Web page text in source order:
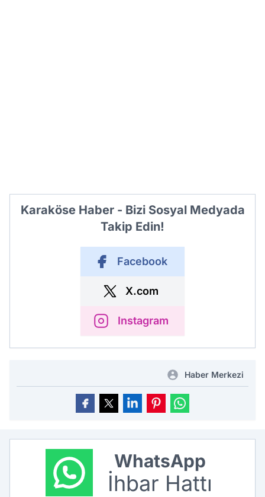
Karaköse Haber - Bizi Sosyal Medyada
Takip Edin!
Facebook
X.com
Instagram
Haber Merkezi
WhatsApp
İhbar Hattı